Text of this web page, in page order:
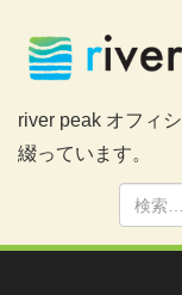
river peak オフィ
綴っています。
索: